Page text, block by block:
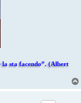
la sta facendo”. (Albert